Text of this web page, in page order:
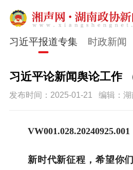
习近平报道专集 时政新闻
习近平论新闻舆论工作
发布时间：2025-01-21 编辑：湖
VW001.028.20240925.001
新时代新征程，希望你